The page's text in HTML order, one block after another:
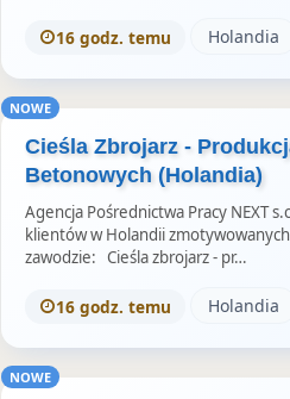
16 godz. temu Holandia
NOWE
Cieśla Zbrojarz -
Betonowych (Holandia)
Agencja Pośrednictwa Pracy NEXT
klientów w Holandii
zawodzie: Cieśla zbrojarz - pr…
16 godz. temu Holandia
NOWE